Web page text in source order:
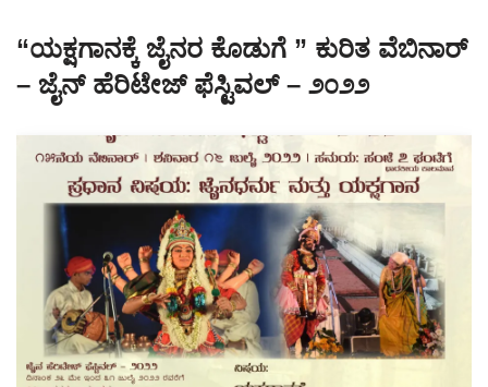
“ಯಕ್ಷಗಾನಕ್ಕೆ ಜೈನರ ಕೊಡುಗೆ ” ಕುರಿತ ವೆಬಿನಾರ್
– ಜೈನ್ ಹೆರಿಟೇಜ್ ಫೆಸ್ಟಿವಲ್ – ೨೦೨೨